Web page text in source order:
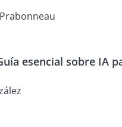
esencial sobre IA